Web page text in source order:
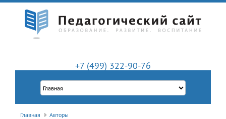
+7 (499) 322-90-76
Главная Авторы